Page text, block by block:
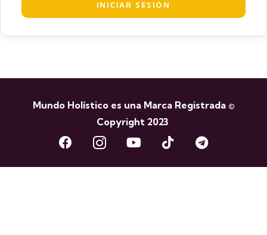
Mundo Holístico es una Marca Registrada ©
Copyright 2023